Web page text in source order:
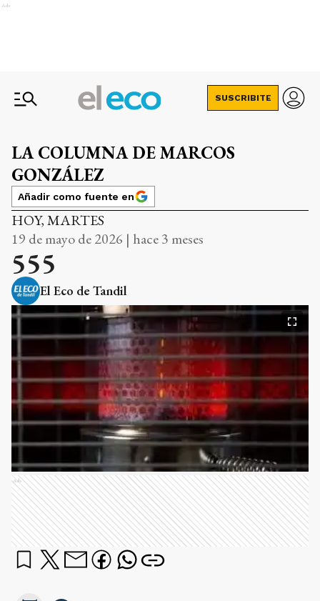
Ads
SUSCRIBITE
LA COLUMNA DE MARCOS
GONZÁLEZ
Añadir como fuente en
HOY, MARTES
19 de mayo de 2026 | hace 3 meses
555
El Eco de Tandil
Ads